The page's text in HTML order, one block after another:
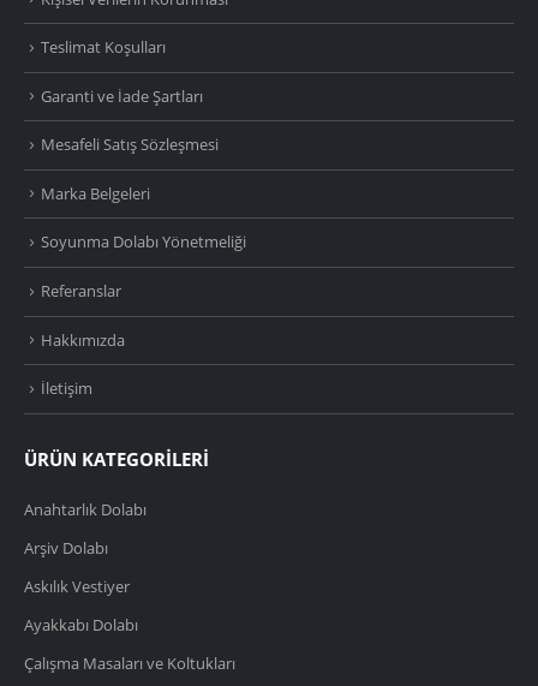
Teslimat Koşulları
Garanti ve İade Şartları
Mesafeli Satış Sözleşmesi
Marka Belgeleri
Soyunma Dolabı Yönetmeliği
Referanslar
Hakkımızda
İletişim
ÜRÜN KATEGORİLERİ
Anahtarlık Dolabı
Arşiv Dolabı
Askılık Vestiyer
Ayakkabı Dolabı
Çalışma Masaları ve Koltukları